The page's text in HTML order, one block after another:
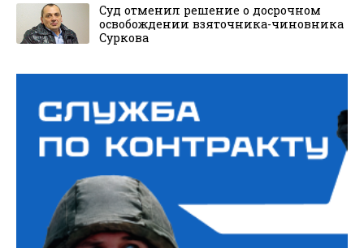
Суд отменил решение о досрочном
освобождении взяточника-чиновника
Суркова